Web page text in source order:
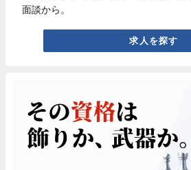
面談から。
求人を探す